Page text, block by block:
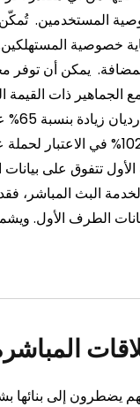
المستخدمين.
خصوصية
يمكن أن توفر
الجماهير ذات
استخدام بيانات الطرف الأول، بما في
لخدمة البث
يضطرون إلى